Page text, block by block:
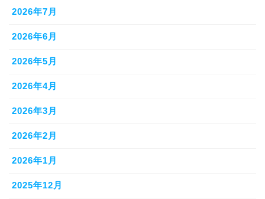
2026年7月
2026年6月
2026年5月
2026年4月
2026年3月
2026年2月
2026年1月
2025年12月